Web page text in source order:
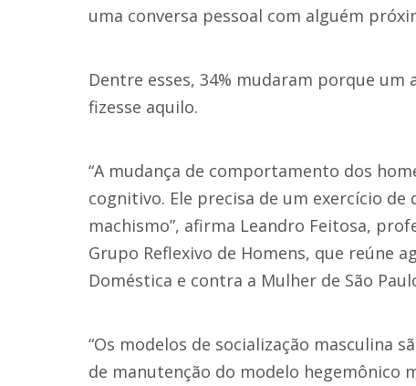
uma conversa pessoal com alguém
Dentre esses, 34% mudaram porque
fizesse aquilo.
“A mudança de comportamento dos
cognitivo. Ele precisa de um exercício
machismo”, afirma Leandro Feitosa,
Grupo Reflexivo de Homens, que reúne
Doméstica e contra a Mulher de São
“Os modelos de socialização masculina
de manutenção do modelo hegemônico